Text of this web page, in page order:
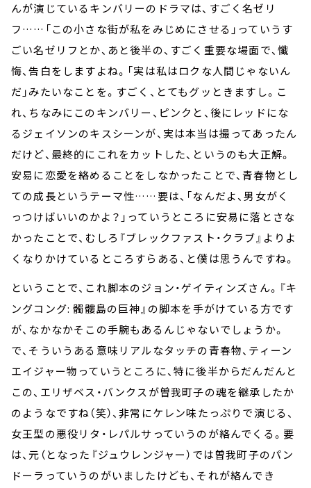
んが演じているキンバリーのドラマは、すごく名ゼリ
フ……「この小さな街が私をみじめにさせる」っていうす
ごい名ゼリフとか、あと後半の、すごく重要な場面で、懺
悔、告白をしますよね。「実は私はロクな人間じゃないん
だ」みたいなことを。すごく、とてもグッときますし。こ
れ、ちなみにこのキンバリー、ピンクと、後にレッドにな
るジェイソンのキスシーンが、実は本当は撮ってあったん
だけど、最終的にこれをカットした、というのも大正解。
安易に恋愛を絡めることをしなかったことで、青春物とし
ての成長というテーマ性……要は、「なんだよ、男女がく
っつけばいいのかよ？」っていうところに安易に落とさな
かったことで、むしろ『ブレックファスト・クラブ』よりよ
くなりかけているところすらある、と僕は思うんですね。
ということで、これ脚本のジョン・ゲイティンズさん。『キ
ングコング: 髑髏島の巨神』の脚本を手がけている方です
が、なかなかそこの手腕もあるんじゃないでしょうか。
で、そういうある意味リアルなタッチの青春物、ティーン
エイジャー物っていうところに、特に後半からだんだんと
この、エリザベス・バンクスが曽我町子の魂を継承したか
のようなですね（笑）、非常にケレン味たっぷりで演じる、
女王型の悪役リタ・レパルサっていうのが絡んでくる。要
は、元（となった『ジュウレンジャー）では曽我町子のパン
ドーラっていうのがいましたけども、それが絡んでき